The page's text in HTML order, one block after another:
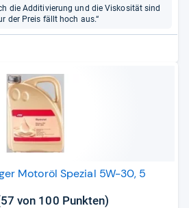
die Additivierung und die Viskosität sind
der Preis fällt hoch aus.“
Motoröl Spezial 5W-30, 5
von 100 Punkten)